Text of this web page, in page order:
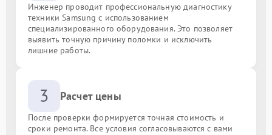
Инженер проводит профессиональную диагностику
техники Samsung с использованием
специализированного оборудования. Это позволяет
выявить точную причину поломки и исключить
лишние работы.
3 Расчет цены
После проверки формируется точная стоимость и
сроки ремонта. Все условия согласовываются с вами